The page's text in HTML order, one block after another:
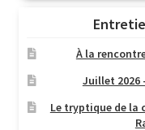
À la
Juillet 2026
Le tryptique de la